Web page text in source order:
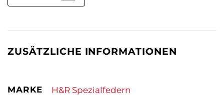
ZUSÄTZLICHE INFORMATIONEN
MARKE H&R Spezialfedern